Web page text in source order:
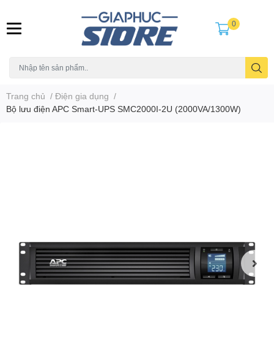
0
Trang chủ / Điện gia dụng /
Bộ lưu điện APC Smart-UPS SMC2000I-2U (2000VA/1300W)